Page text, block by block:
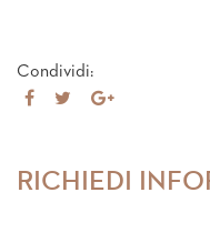
Condividi:
Share TweetShare
RICHIEDI